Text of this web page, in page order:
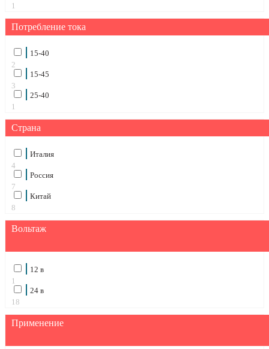
1
Потребление тока
15-40
2
15-45
3
25-40
1
Страна
Италия
4
Россия
7
Китай
8
Вольтаж
12 в
1
24 в
18
Применение